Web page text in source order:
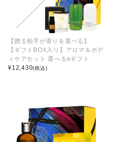
【贈る相手が香りを選べる】
【ギフトBOX入り】アロマ＆ボデ
ィケアセット 選べるeギフト
¥12,430(税込)